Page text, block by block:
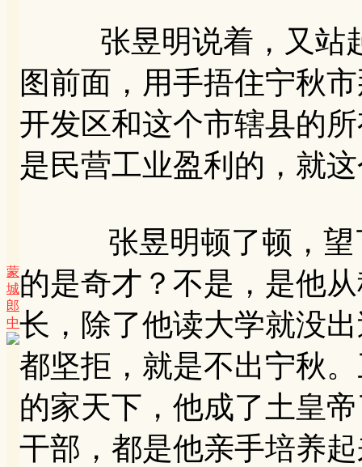
蒙
城
郎
中
张昱明说着，又站起
图前面，用手捂住宁秋
开发区和这个市辖县的
是民营工业盈利的，就
张昱明顿了顿，望了
的是奇才？不是，是他
长，除了他读大学就没
都坚拒，就是不出宁秋
的家天下，他成了土皇
干部，都是他亲手培养